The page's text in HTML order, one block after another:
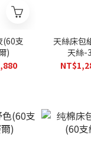
(60支
)
天絲床包
天絲-